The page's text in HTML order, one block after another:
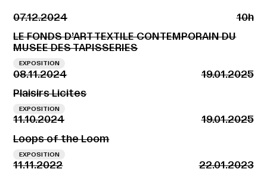
07.12.2024
10h
LE FONDS D’ART TEXTILE CONTEMPORAIN DU
MUSEE DES TAPISSERIES
EXPOSITION
08.11.2024
19.01.2025
Plaisirs Licites
EXPOSITION
11.10.2024
19.01.2025
Loops of the Loom
EXPOSITION
11.11.2022
22.01.2023